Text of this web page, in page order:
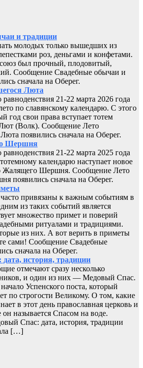
и традиции
молодых только вышедших из
роз, деньгами и конфетами.
был прочный, плодовитый,
Сообщение Свадебные обычаи и
сначала на Оберег.
Люта
21-22 марта 2026 года
по славянскому календарю. С этого
год свои права вступает тотем
(Волк). Сообщение Лето
появились сначала на Оберег.
Шершня
21-22 марта 2025 года
календарю наступает новое
Жалящего Шершня. Сообщение Лето
появились сначала на Оберег.
привязаны к важным событиям в
из таких событий является
множество примет и поверий
ритуалами и традициями.
из них. А вот верить в приметы
сами! Сообщение Свадебные
сначала на Оберег.
история, традиции
отмечают сразу несколько
и один из них — Медовый Спас.
Успенского поста, который
по строгости Великому. О том, какие
в этот день православная церковь и
называется Спасом на воде.
Спас: дата, история, традиции
[…]